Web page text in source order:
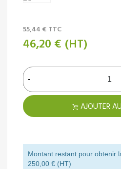
55,44 € TTC
46,20 € (HT)
-
AJOUTER
Montant restant pour obtenir
250,00 € (HT)